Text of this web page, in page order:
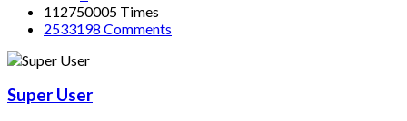
112750005 Times
2533198 Comments
Super User